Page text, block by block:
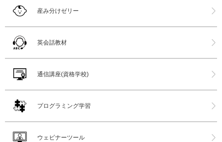
産み分けゼリー
英会話教材
通信講座(資格学校)
プログラミング学習
ウェビナーツール